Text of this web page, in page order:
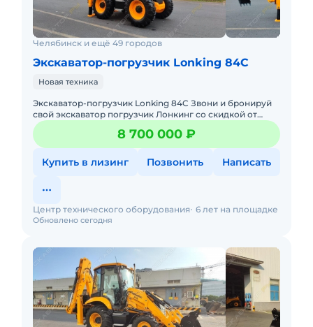
Челябинск и ещё 49 городов
Экскаватор-погрузчик Lonking 84C
Новая техника
Экскаватор-погрузчик Lonking 84C Звони и бронируй
свой экскаватор погрузчик Лонкинг со скидкой от
официального дилера Мы решим вашу задачу
комплексно: п
8 700 000 ₽
Купить в лизинг Позвонить Написать
Обновлено сегодня
Центр технического оборудования 6 лет на площадке